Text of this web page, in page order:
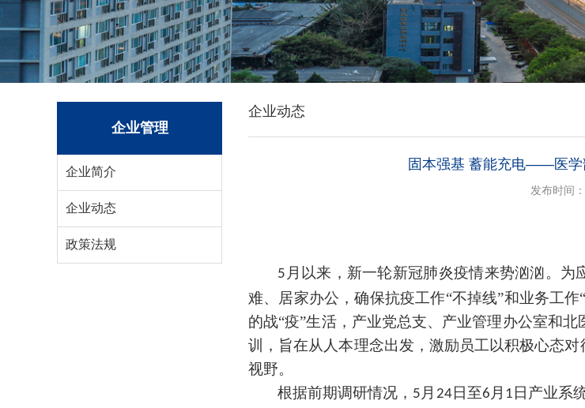
企业管理
企业简介
企业动态
政策法规
企业动态
固本强基 蓄能充电——医学
发布时间
5 月以来，新一轮新冠肺炎疫情来势汹汹。
难、居家办公，确保抗疫工作“不掉线”和业务工作
的战“疫”生活， 产业党总支、产业管理办公室和北
训
， 旨在从人本理念出发， 激励员工以积极心态对
视野。
根据前期调研情况， 5 月 24日至6 月 1 日产业系